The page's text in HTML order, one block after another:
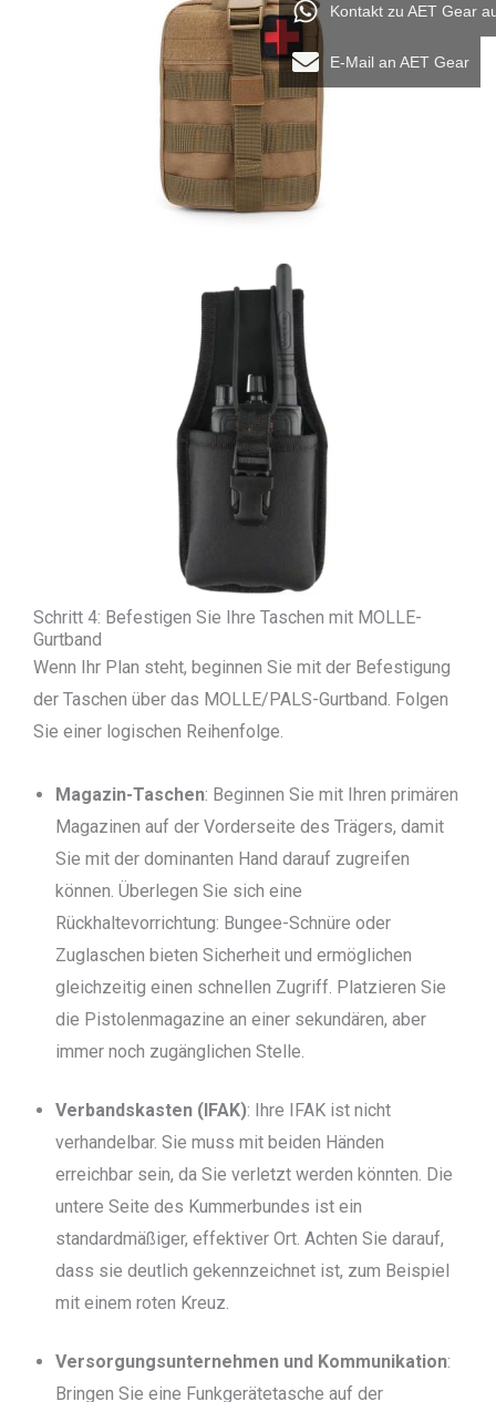
Schritt 4: Befestigen Sie Ihre Taschen mit MOLLE-
Gurtband
Wenn Ihr Plan steht, beginnen Sie mit der Befestigung
der Taschen über das MOLLE/PALS-Gurtband. Folgen
Sie einer logischen Reihenfolge.
Magazin-Taschen: Beginnen Sie mit Ihren primären
Magazinen auf der Vorderseite des Trägers, damit
Sie mit der dominanten Hand darauf zugreifen
können. Überlegen Sie sich eine
Rückhaltevorrichtung: Bungee-Schnüre oder
Zuglaschen bieten Sicherheit und ermöglichen
gleichzeitig einen schnellen Zugriff. Platzieren Sie
die Pistolenmagazine an einer sekundären, aber
immer noch zugänglichen Stelle.
Verbandskasten (IFAK): Ihre IFAK ist nicht
verhandelbar. Sie muss mit beiden Händen
erreichbar sein, da Sie verletzt werden könnten. Die
untere Seite des Kummerbundes ist ein
standardmäßiger, effektiver Ort. Achten Sie darauf,
dass sie deutlich gekennzeichnet ist, zum Beispiel
mit einem roten Kreuz.
Versorgungsunternehmen und Kommunikation:
Bringen Sie eine Funkgerätetasche auf der
Kontakt zu AET Gear
E-Mail an AET Gear